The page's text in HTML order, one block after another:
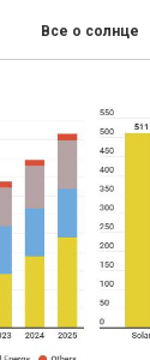
Все о солнце